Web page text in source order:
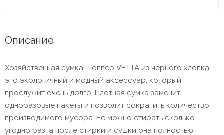
Описание
Хозяйственная сумка-шоппер VETTA из черного хлопка –
это экологичный и модный аксессуар, который
прослужит очень долго. Плотная сумка заменит
одноразовые пакеты и позволит сократить количество
производимого мусора. Ее можно стирать сколько
угодно раз, а после стирки и сушки она полностью